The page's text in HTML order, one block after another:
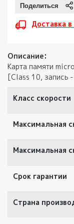
Доставка
Описание:
Карта памяти
[Class 10, запись
Класс скорости
Максимальная
Максимальная
Срок гарантии
Страна